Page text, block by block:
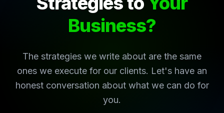
Business?
The strategies we write about are the same
ones we execute for our clients. Let's have an
honest conversation about what we can do for
you.